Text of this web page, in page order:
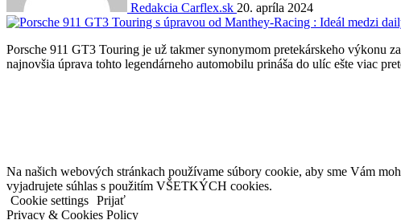
Redakcia Carflex.sk 20. apríla 2024
Porsche 911 GT3 Touring je už takmer synonymom pretekárskeho výkonu
najnovšia úprava tohto legendárneho automobilu prináša do ulíc ešte viac
Na našich webových stránkach používame súbory cookie, aby sme Vám
vyjadrujete súhlas s použitím VŠETKÝCH cookies.
Cookie settings Prijať
Privacy & Cookies Policy